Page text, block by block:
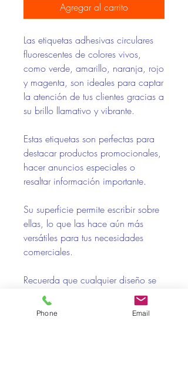
Agregar al carrito
Las etiquetas adhesivas circulares
fluorescentes de colores vivos,
como verde, amarillo, naranja, rojo
y magenta, son ideales para captar
la atención de tus clientes gracias a
su brillo llamativo y vibrante.
Estas etiquetas son perfectas para
destacar productos promocionales,
hacer anuncios especiales o
resaltar información importante.
Su superficie permite escribir sobre
ellas, lo que las hace aún más
versátiles para tus necesidades
comerciales.
Recuerda que cualquier diseño se
imprimirá en negro, creando un
contraste impactante que hará que
Phone Email